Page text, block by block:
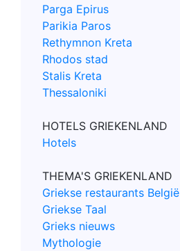
Parga Epirus
Parikia Paros
Rethymnon Kreta
Rhodos stad
Stalis Kreta
Thessaloniki
HOTELS GRIEKENLAND
Hotels
THEMA'S GRIEKENLAND
Griekse restaurants België
Griekse Taal
Grieks nieuws
Mythologie